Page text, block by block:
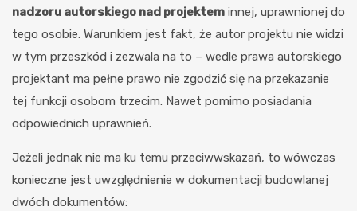
nadzoru autorskiego nad projektem innej, uprawnionej do
tego osobie. Warunkiem jest fakt, że autor projektu nie widzi
w tym przeszkód i zezwala na to – wedle prawa autorskiego
projektant ma pełne prawo nie zgodzić się na przekazanie
tej funkcji osobom trzecim. Nawet pomimo posiadania
odpowiednich uprawnień.
Jeżeli jednak nie ma ku temu przeciwwskazań, to wówczas
konieczne jest uwzględnienie w dokumentacji budowlanej
dwóch dokumentów: